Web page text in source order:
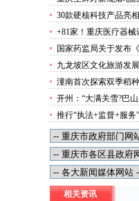
市场整治情况——商超
折”
30款硬核科技产品亮
示第二批未来产业标
+81家！重庆医疗器械
（机构）库入库名单
国家药监局关于发布
可证办理流程测定》
（2026年第72号）
九龙坡区文化旅游发
度、全国影响力的三
潼南首次探索双季稻
开州：“大满关雪?巴
发布
推行“执法+监督+服务
模式重庆“生态蓝”守
相关资讯